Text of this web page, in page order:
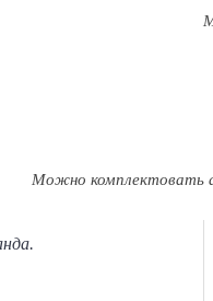
Можно комплектовать